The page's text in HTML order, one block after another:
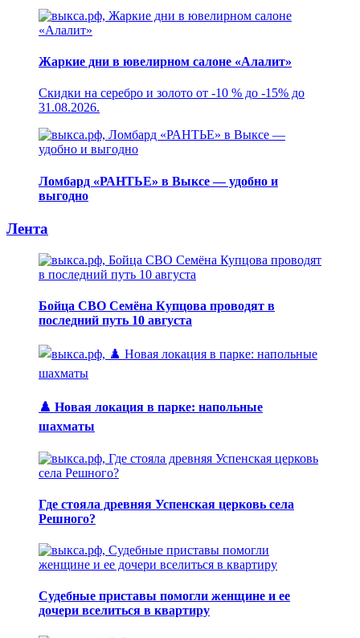
Жаркие дни в ювелирном салоне «Алалит»
Скидки на серебро и золото от -10 % до -15% до
31.08.2026.
Ломбард «РАНТЬЕ» в Выксе — удобно и
выгодно
Лента
Бойца СВО Семёна Купцова проводят в
последний путь 10 августа
♟️ Новая локация в парке: напольные
шахматы
Где стояла древняя Успенская церковь села
Решного?
Судебные приставы помогли женщине и ее
дочери вселиться в квартиру